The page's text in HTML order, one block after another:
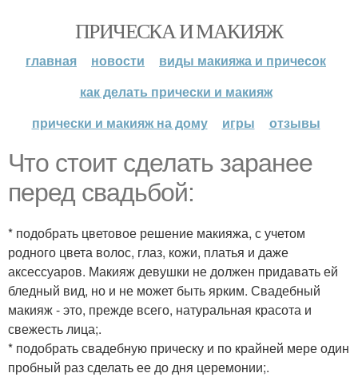
ПРИЧЕСКА И МАКИЯЖ
главная новости
виды макияжа и причесок
как делать прически и макияж
прически и макияж на дому
игры отзывы
Что стоит сделать заранее
перед свадьбой:
* подобрать цветовое решение макияжа, с учетом
родного цвета волос, глаз, кожи, платья и даже
аксессуаров. Макияж девушки не должен придавать ей
бледный вид, но и не может быть ярким. Свадебный
макияж - это, прежде всего, натуральная красота и
свежесть лица;.
* подобрать свадебную прическу и по крайней мере один
пробный раз сделать ее до дня церемонии;.